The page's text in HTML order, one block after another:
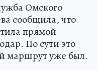
Омского
сообщила, что
прямой
По сути это
маршрут уже был.